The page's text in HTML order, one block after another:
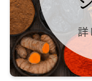
ン
シ
ョ
ッ
プ
詳
し